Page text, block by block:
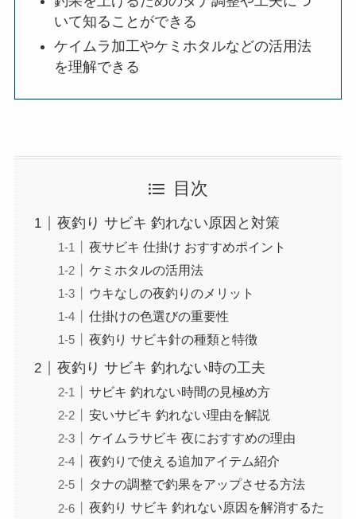
いて知ることができる
ケイムラ加工やケミホタルなどの活用法
を理解できる
目次
夜釣り サビキ 釣れない原因と対策
夜サビキ 仕掛け おすすめポイント
ケミホタルの活用法
ウキなしの夜釣りのメリット
仕掛けの色選びの重要性
夜釣り サビキ針の種類と特徴
夜釣り サビキ 釣れない時の工夫
サビキ 釣れない時間の見極め方
安いサビキ 釣れない理由を解説
ケイムラサビキ 夜におすすめの理由
夜釣りで使える追加アイテム紹介
タナの調整で釣果をアップさせる方法
夜釣り サビキ 釣れない原因を解消するた